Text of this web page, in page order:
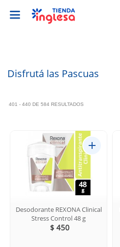
Disfrutá las Pascuas
401 - 440 DE 584 RESULTADOS
Desodorante REXONA Clinical
Stress Control 48 g
$ 450